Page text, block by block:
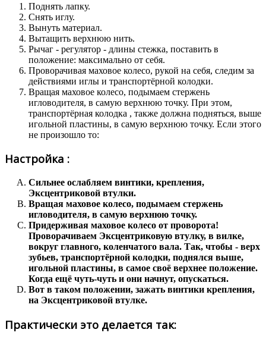
Поднять лапку.
Снять иглу.
Вынуть материал.
Вытащить верхнюю нить.
Рычаг - регулятор - длины стежка, поставить в
положение: максимально от себя.
Проворачивая маховое колесо, рукой на себя, следим за
действиями иглы и транспортёрной колодки.
Вращая маховое колесо, подымаем стержень
игловодителя, в самую верхнюю точку. При этом,
транспортёрная колодка , также должна подняться, выше
игольной пластины, в самую верхнюю точку. Если этого
не произошло то:
Настройка :
Сильнее ослабляем винтики, крепления,
Эксцентриковой втулки.
Вращая маховое колесо, подымаем стержень
игловодителя, в самую верхнюю точку.
Придерживая маховое колесо от проворота!
Проворачиваем Эксцентриковую втулку, в вилке,
вокруг главного, коленчатого вала. Так, чтобы - верх
зубьев, транспортёрной колодки, поднялся выше,
игольной пластины, в самое своё верхнее положение.
Когда ещё чуть-чуть и они начнут, опускаться.
Вот в таком положении, зажать винтики крепления,
на Эксцентриковой втулке.
Практически это делается так: